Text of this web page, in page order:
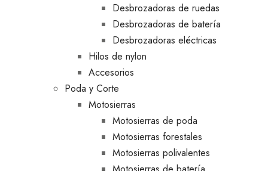
Desbrozadoras de ruedas
Desbrozadoras de batería
Desbrozadoras eléctricas
Hilos de nylon
Accesorios
Poda y Corte
Motosierras
Motosierras de poda
Motosierras forestales
Motosierras polivalentes